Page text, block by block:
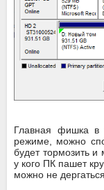
Главная фишка в
режиме, можно
будет тормозить и
у кого ПК пашет
можно не